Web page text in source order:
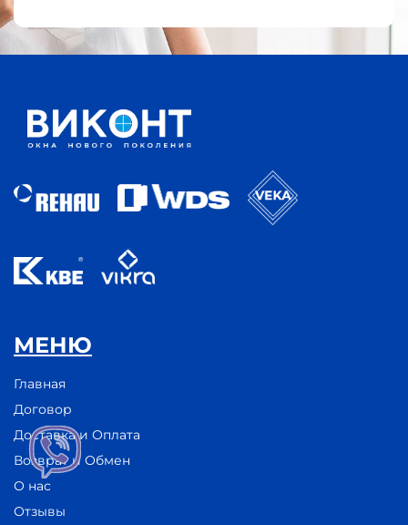
МЕНЮ
Главная
Договор
Доставка и Оплата
Возврат и Обмен
О нас
Отзывы